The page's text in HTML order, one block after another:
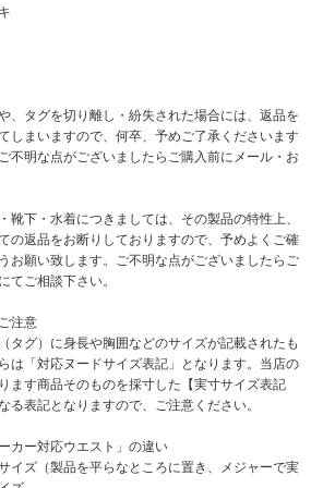
、タグを切り離し・紛失された場合には、返品を
しまいますので、何卒、予めご了承くださいます
不明な点がございましたらご購入前にメール・お
下・水着につきましては、その製品の特性上、
の返品をお断りしておりますので、予めよくご確
お願い致します。ご不明な点がございましたらご
てご相談下さい。
注意
タグ）に身長や胸囲などのサイズが記載されたも
は「対応ヌードサイズ表記」となります。当店の
ます商品そのものを採寸した【実寸サイズ表記
る表記となりますので、ご注意ください。
カー対応ウエスト」の違い
イズ（製品を平らなところに置き、メジャーで実